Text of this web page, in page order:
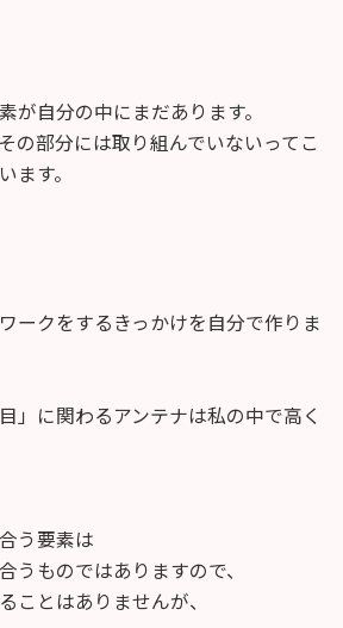
が自分の中にまだあります。
の部分には取り組んでいないってこ
ます。
ークをするきっかけを自分で作りま
」に関わるアンテナは私の中で高く
う要素は
うものではありますので、
ことはありませんが、